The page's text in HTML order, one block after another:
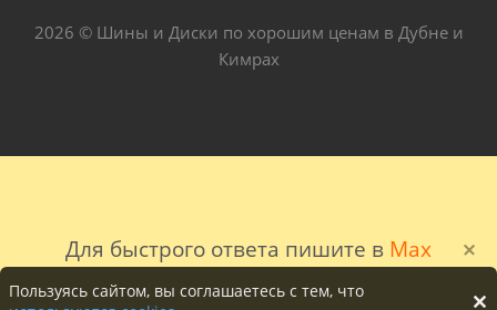
Для быстрого ответа пишите в Max
2026 © Шины и Диски по хорошим ценам в Дубне и
Кимрах
Пользуясь сайтом, вы соглашаетесь с тем, что